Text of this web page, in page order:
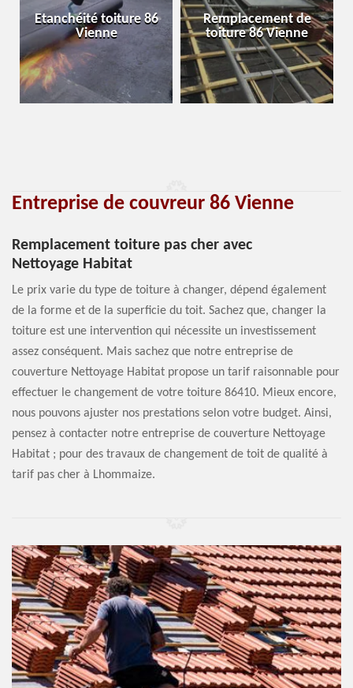
Etanchéité toiture 86
Vienne
Remplacement de
toiture 86 Vienne
Entreprise de couvreur 86 Vienne
Remplacement toiture pas cher avec
Nettoyage Habitat
Le prix varie du type de toiture à changer, dépend également
de la forme et de la superficie du toit. Sachez que, changer la
toiture est une intervention qui nécessite un investissement
assez conséquent. Mais sachez que notre entreprise de
couverture Nettoyage Habitat propose un tarif raisonnable pour
effectuer le changement de votre toiture 86410. Mieux encore,
nous pouvons ajuster nos prestations selon votre budget. Ainsi,
pensez à contacter notre entreprise de couverture Nettoyage
Habitat ; pour des travaux de changement de toit de qualité à
tarif pas cher à Lhommaize.